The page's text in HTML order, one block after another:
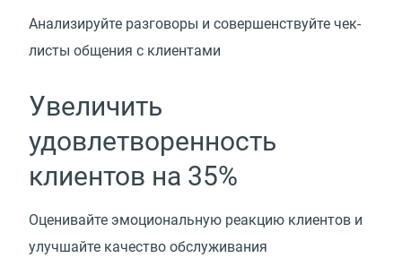
Анализируйте разговоры и совершенствуйте чек-
листы общения с клиентами
Увеличить
удовлетворенность
клиентов на 35%
Оценивайте эмоциональную реакцию клиентов и
улучшайте качество обслуживания